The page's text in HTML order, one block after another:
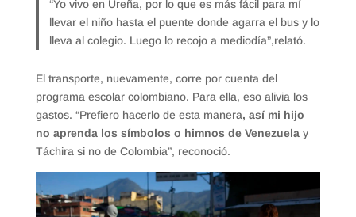
“Yo vivo en Ureña, por lo que es más fácil para mí
llevar el niño hasta el puente donde agarra el bus y lo
lleva al colegio. Luego lo recojo a mediodía”,relató.
El transporte, nuevamente, corre por cuenta del
programa escolar colombiano. Para ella, eso alivia los
gastos. “Prefiero hacerlo de esta manera, así mi hijo
no aprenda los símbolos o himnos de Venezuela y
Táchira si no de Colombia”, reconoció.